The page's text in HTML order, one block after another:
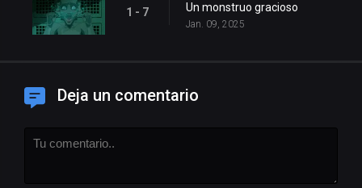
1 - 7 Un monstruo gracioso
Jan. 09, 2025
Deja un comentario